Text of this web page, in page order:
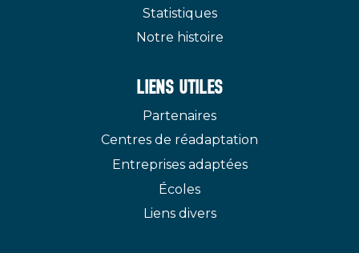
Statistiques
Notre histoire
LIENS UTILES
Partenaires
Centres de réadaptation
Entreprises adaptées
Écoles
Liens divers